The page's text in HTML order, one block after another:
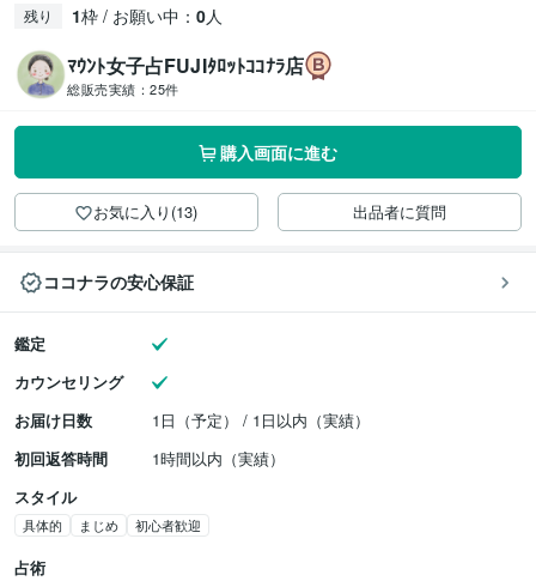
残り 1枠 / お願い中： 0人
ﾏｳﾝﾄ女子占FUJIﾀﾛｯﾄｺｺﾅﾗ店
総販売実績： 25件
購入画面に進む
お気に入り(13) 出品者に質問
ココナラの安心保証
鑑定
カウンセリング
お届け日数
1日（予定） / 1日以内（実績）
初回返答時間
1時間以内（実績）
スタイル
具体的 まじめ 初心者歓迎
占術